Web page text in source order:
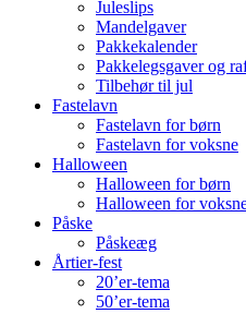
Juleslips
Mandelgaver
Pakkekalender
Pakkelegsgaver og
Tilbehør til jul
Fastelavn
Fastelavn for børn
Fastelavn for voksne
Halloween
Halloween for børn
Halloween for
Påske
Påskeæg
Årtier-fest
20’er-tema
50’er-tema